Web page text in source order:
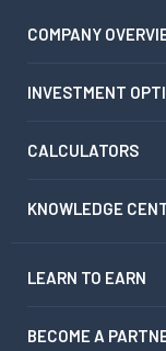
COMPANY
INVESTMENT
CALCULATORS
KNOWLEDGE
LEARN TO EARN
BECOME A